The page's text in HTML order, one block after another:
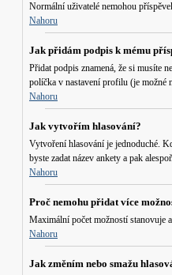
Normální uživatelé nemohou
Nahoru
Jak přidám podpis k mému
Přidat podpis znamená, že si musíte
políčka v nastavení profilu (je možné
Nahoru
Jak vytvořím hlasování?
Vytvoření hlasování je jednoduché.
byste zadat název ankety a pak
Nahoru
Proč nemohu přidat více
Maximální počet možností stanovuje
Nahoru
Jak změním nebo smažu